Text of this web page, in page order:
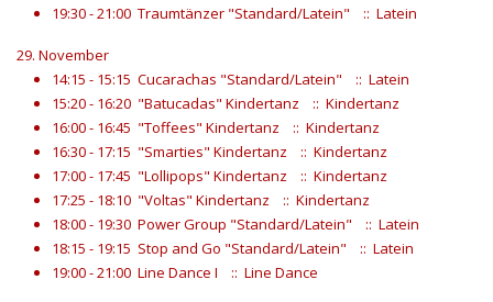
19:30 - 21:00 Traumtänzer "Standard/Latein" :: Latein
29. November
14:15 - 15:15 Cucarachas "Standard/Latein"
:: Latein
15:20 - 16:20 "Batucadas" Kindertanz
:: Kindertanz
16:00 - 16:45 "Toffees" Kindertanz
:: Kindertanz
16:30 - 17:15 "Smarties" Kindertanz
:: Kindertanz
17:00 - 17:45 "Lollipops" Kindertanz
:: Kindertanz
17:25 - 18:10 "Voltas" Kindertanz
:: Kindertanz
18:00 - 19:30 Power Group "Standard/Latein"
:: Latein
18:15 - 19:15 Stop and Go "Standard/Latein"
:: Latein
19:00 - 21:00 Line Dance I :: Line Dance